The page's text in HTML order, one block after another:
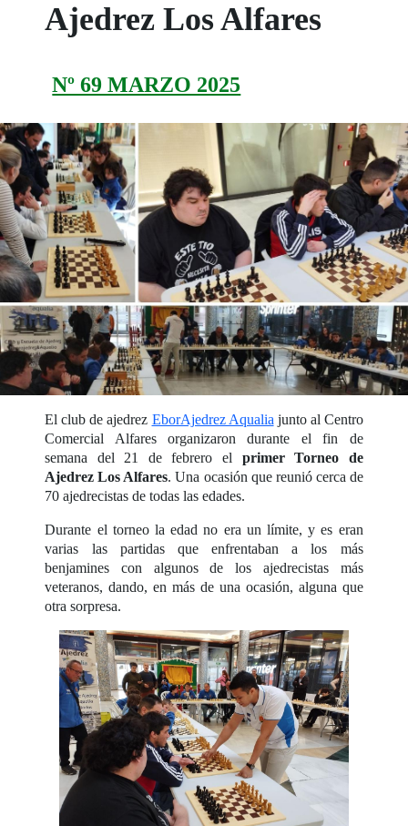
Ajedrez Los Alfares
Nº 69 MARZO 2025
El club de ajedrez EborAjedrez Aqualia junto al Centro
Comercial Alfares organizaron durante el fin de
semana del 21 de febrero el primer Torneo de
Ajedrez Los Alfares. Una ocasión que reunió cerca de
70 ajedrecistas de todas las edades.
Durante el torneo la edad no era un límite, y es eran
varias las partidas que enfrentaban a los más
benjamines con algunos de los ajedrecistas más
veteranos, dando, en más de una ocasión, alguna que
otra sorpresa.